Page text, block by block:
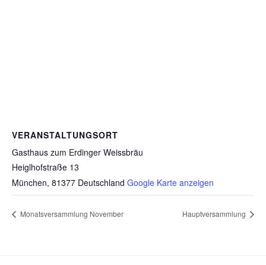
VERANSTALTUNGSORT
Gasthaus zum Erdinger Weissbräu
Heiglhofstraße 13
München, 81377 Deutschland Google Karte anzeigen
Monatsversammlung November Hauptversammlung